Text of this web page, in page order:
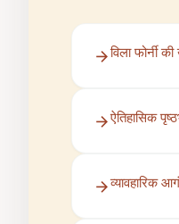
विला फोर्नी
ऐतिहासिक
व्यावहारिक